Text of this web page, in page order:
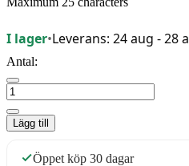
I lager•Leverans: 24 aug - 28
Antal:
Lägg till
Öppet köp 30 dagar